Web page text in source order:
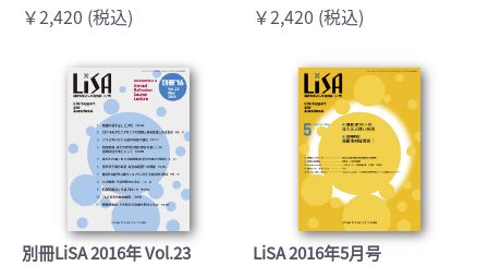
￥2,420 (税込) ￥2,420 (税込)
別冊LiSA 2016年 Vol.23 LiSA 2016年5月号